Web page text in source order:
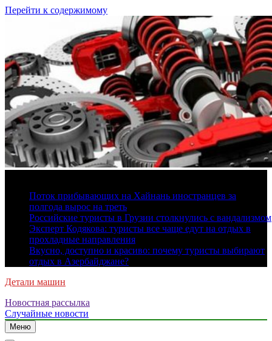
Перейти к содержимому
Поток прибывающих на Хайнань иностранцев за
полгода вырос на треть
Российские туристы в Грузии столкнулись с вандализмом
Эксперт Кодякова: туристы все чаще едут на отдых в
прохладные направления
Вкусно, доступно и красиво: почему туристы выбирают
отдых в Азербайджане?
Детали машин
Новостная рассылка
Случайные новости
Меню